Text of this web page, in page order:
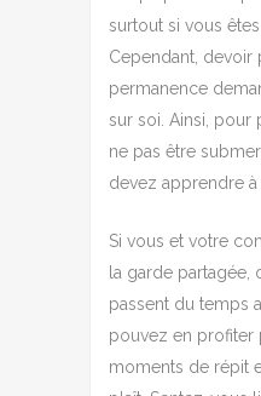
surtout si vous
Cependant, devoir
permanence
sur soi. Ainsi, pour
ne pas être
devez apprendre
Si vous et votre
la garde partagée,
passent du temps
pouvez en profiter
moments de répit